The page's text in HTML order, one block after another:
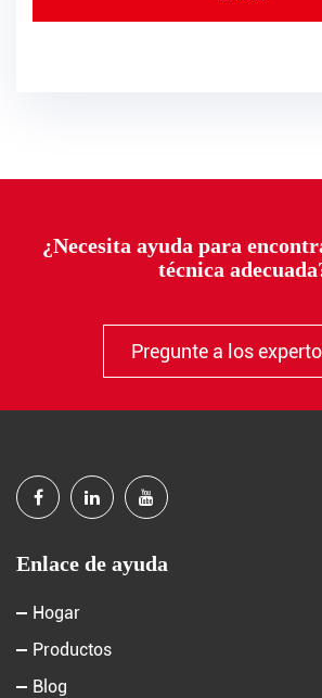
¿Necesita ayuda para
técnica
Pregunte a los
Enlace de ayuda
Hogar
Productos
Blog